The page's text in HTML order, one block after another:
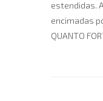
estendidas.
encimadas
QUANTO